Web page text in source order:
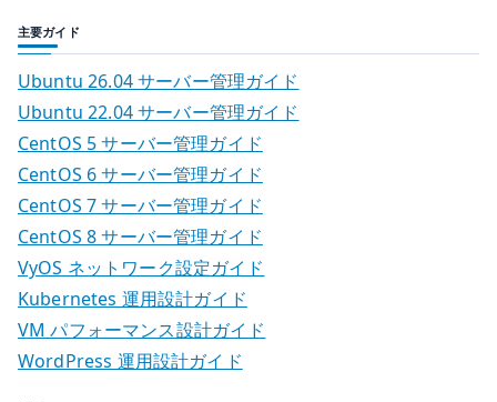
主要ガイド
Ubuntu 26.04 サーバー管理ガイド
Ubuntu 22.04 サーバー管理ガイド
CentOS 5 サーバー管理ガイド
CentOS 6 サーバー管理ガイド
CentOS 7 サーバー管理ガイド
CentOS 8 サーバー管理ガイド
VyOS ネットワーク設定ガイド
Kubernetes 運用設計ガイド
VM パフォーマンス設計ガイド
WordPress 運用設計ガイド